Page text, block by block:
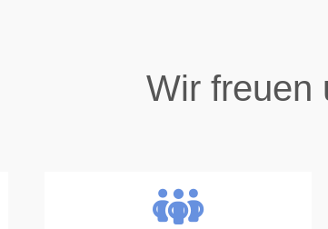
Wir freuen